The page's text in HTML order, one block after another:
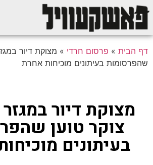
דף הבית » פרסום חרדי » מצוקת דיור
שהפרסומות בעיתונים מוכיחות אחרת
מצוקת דיור
צוקר טוען
בעיתונים